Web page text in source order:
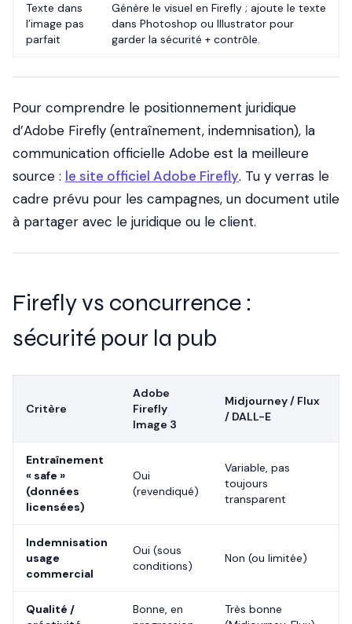
Texte dans
l’image pas
parfait
Génère le visuel en Firefly ; ajoute le texte
dans Photoshop ou Illustrator pour
garder la sécurité + contrôle.
Pour comprendre le positionnement juridique
d’Adobe Firefly (entraînement, indemnisation), la
communication officielle Adobe est la meilleure
source : le site officiel Adobe Firefly. Tu y verras le
cadre prévu pour les campagnes, un document utile
à partager avec le juridique ou le client.
Firefly vs concurrence :
sécurité pour la pub
Critère
Adobe
Firefly
Image 3
Midjourney / Flux
/ DALL-E
Entraînement
« safe »
(données
licensées)
Oui
(revendiqué)
Variable, pas
toujours
transparent
Indemnisation
usage
commercial
Oui (sous
conditions)
Non (ou limitée)
Qualité /
Bonne, en
Très bonne